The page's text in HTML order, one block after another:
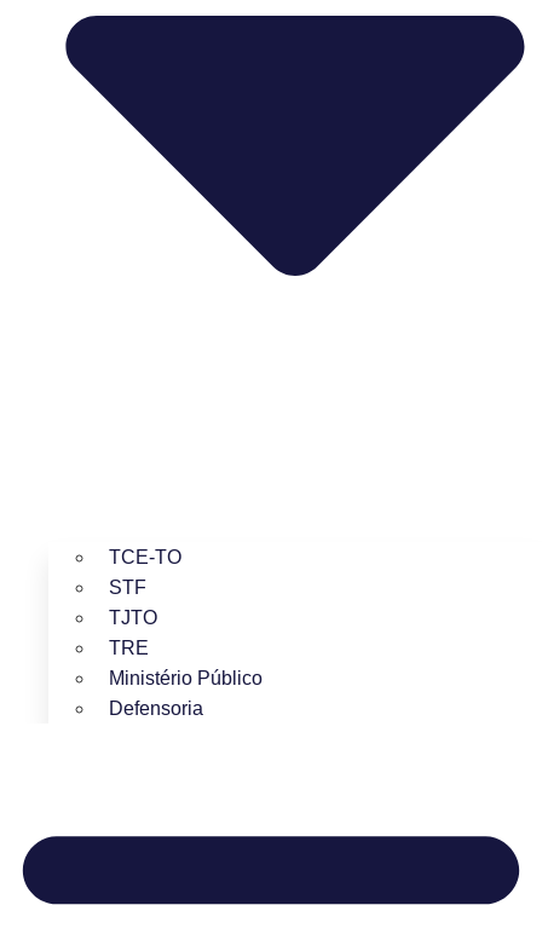
TCE-TO
STF
TJTO
TRE
Ministério Público
Defensoria